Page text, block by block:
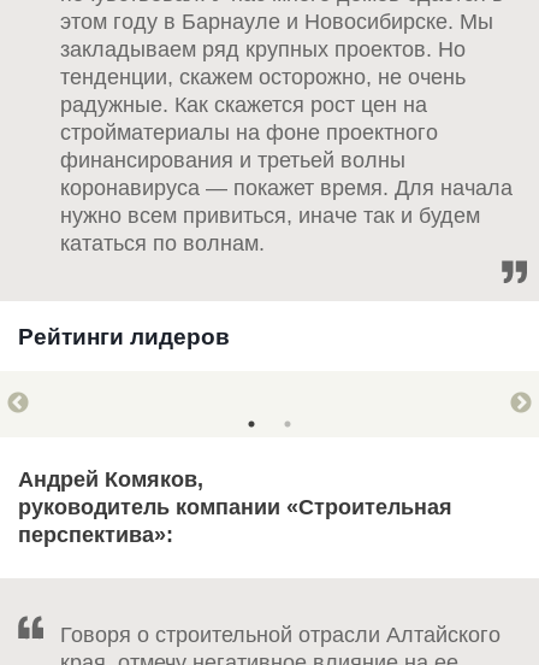
этом году в Барнауле и Новосибирске. Мы
закладываем ряд крупных проектов. Но
тенденции, скажем осторожно, не очень
радужные. Как скажется рост цен на
стройматериалы на фоне проектного
финансирования и третьей волны
коронавируса — покажет время. Для начала
нужно всем привиться, иначе так и будем
кататься по волнам.
Рейтинги лидеров
Андрей Комяков,
руководитель компании «Строительная
перспектива»:
Говоря о строительной отрасли Алтайского